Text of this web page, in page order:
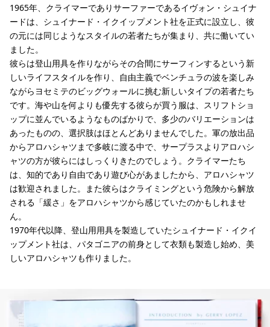
1965年、クライマーでありサーファーであるイヴォン・シュイナ
ードは、シュイナード・イクイップメント社を正式に設立し、彼
の元には同じようなスタイルの若者たちが集まり、共に働いてい
ました。
彼らは登山用具を作りながらその合間にサーフィンするという新
しいライフスタイルを作り、自由主義でベンチュラの波を楽しみ
ながらヨセミテのビッグウォールに挑む新しいタイプの若者たち
です。海や山を何よりも優先する彼らが買う服は、スリフトショ
ップに並んでいるようなものばかりで、多少のバリエーションは
あったものの、選択肢はほとんどありませんでした。軍の放出品
からアロハシャツまで多岐に渡る中で、サープラスよりアロハシ
ャツの方が彼らにはしっくりきたのでしょう。クライマーたち
は、知的であり自由であり遊び心があましたから、アロハシャツ
は歓迎されました。また彼らはクライミングという危険から解放
される「緩さ」をアロハシャツから感じていたのかもしれませ
ん。
1970年代以降、登山用用具を製造していたシュイナード・イクイ
ップメント社は、パタゴニアの前身として衣類も製造し始め、美
しいアロハシャツも作りました。